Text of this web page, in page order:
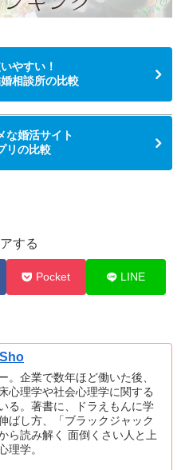
やすい！
相談所の比較
な婚活サイト
リの比較
する
Pocket LINE
。企業で数年ほど働いた後、
心理学や社会心理学に関する
る。著書に、ドラえもんに学
ばし方、「ブラックジャック
ら読み解く 面倒くさい人と上
理学。